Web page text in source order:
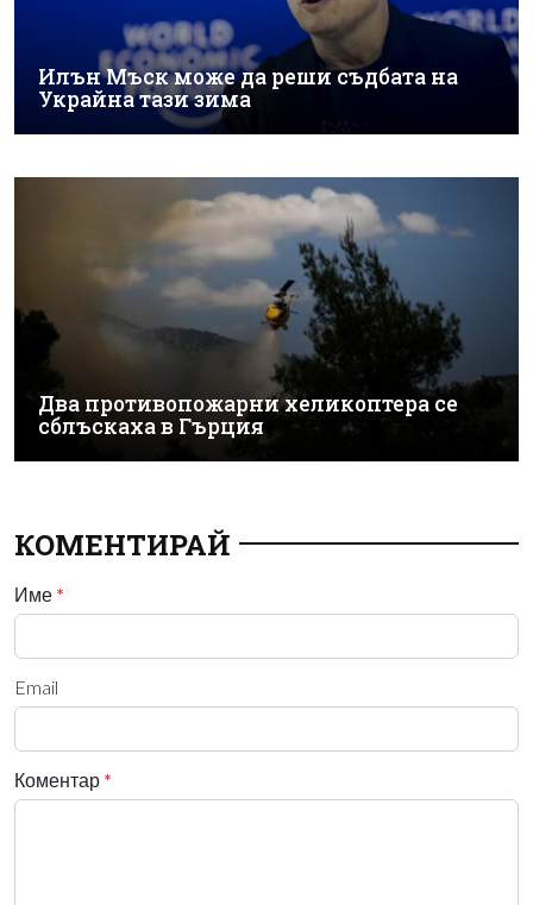
Илън Мъск може да реши съдбата на
Украйна тази зима
Два противопожарни хеликоптера се
сблъскаха в Гърция
КОМЕНТИРАЙ
Име *
Email
Коментар *